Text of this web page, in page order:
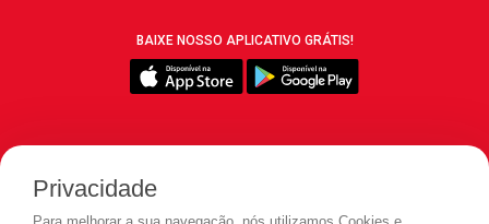
BAIXE NOSSO APLICATIVO GRÁTIS!
Privacidade